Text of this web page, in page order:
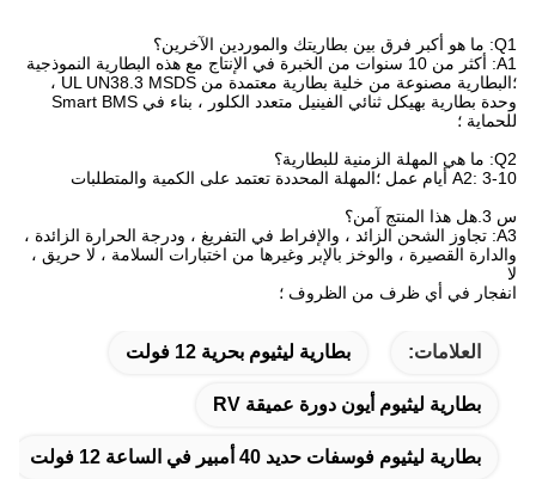
Q1: ما هو أكبر فرق بين بطاريتك والموردين الآخرين؟
A1: أكثر من 10 سنوات من الخبرة في الإنتاج مع هذه البطارية النموذجية
؛البطارية مصنوعة من خلية بطارية معتمدة من UL UN38.3 MSDS ،
وحدة بطارية بهيكل ثنائي الفينيل متعدد الكلور ، بناء في Smart BMS
للحماية ؛
Q2: ما هي المهلة الزمنية للبطارية؟
A2: 3-10 أيام عمل ؛المهلة المحددة تعتمد على الكمية والمتطلبات
س 3.هل هذا المنتج آمن؟
A3: تجاوز الشحن الزائد ، والإفراط في التفريغ ، ودرجة الحرارة الزائدة ،
والدارة القصيرة ، والوخز بالإبر وغيرها من اختبارات السلامة ، لا حريق ،
لا
انفجار في أي ظرف من الظروف ؛
العلامات: بطارية ليثيوم بحرية 12 فولت
بطارية ليثيوم أيون دورة عميقة RV
بطارية ليثيوم فوسفات حديد 40 أمبير في الساعة 12 فولت